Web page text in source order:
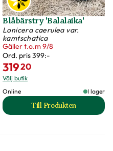
produktsida
Blåbärstry 'Balalaika'
Lonicera caerulea var.
kamtschatica
Gäller t.o.m 9/8
Ord. pris399:-
31920
Välj butik
Online
I lager
Till Produkten
till Blåbärstry